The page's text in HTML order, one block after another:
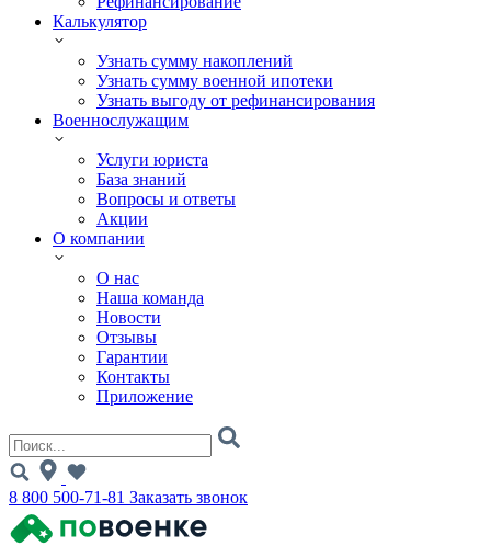
Калькулятор
Узнать сумму накоплений
Узнать сумму военной ипотеки
Узнать выгоду от рефинансирования
Военнослужащим
Услуги юриста
База знаний
Вопросы и ответы
Акции
О компании
О нас
Наша команда
Новости
Отзывы
Гарантии
Контакты
Приложение
8 800 500-71-81 Заказать звонок